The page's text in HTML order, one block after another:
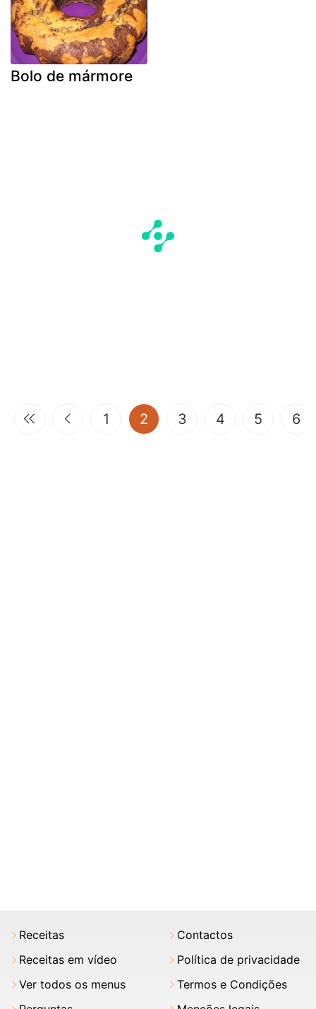
Bolo de mármore
1 2 (current)
3 4 5 6
Receitas
Receitas em vídeo
Ver todos os menus
Contactos
Política de privacidade
Termos e Condições